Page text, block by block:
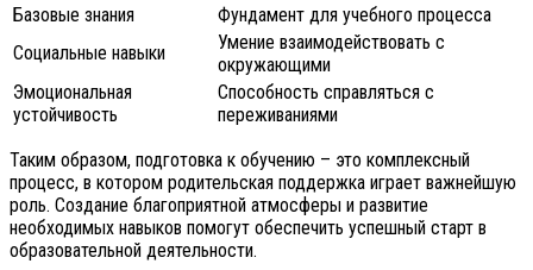
Базовые знания
Фундамент для учебного процесса
Социальные навыки
Умение взаимодействовать с
окружающими
Эмоциональная
устойчивость
Способность справляться с
переживаниями
Таким образом, подготовка к обучению – это комплексный
процесс, в котором родительская поддержка играет важнейшую
роль. Создание благоприятной атмосферы и развитие
необходимых навыков помогут обеспечить успешный старт в
образовательной деятельности.